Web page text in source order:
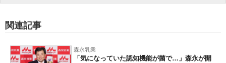
製造業のIT導入・活用を支援
モノづくり技術者専門サイト
関連記事
森永乳業
「気になっていた認知機能が菌で…」森永が開